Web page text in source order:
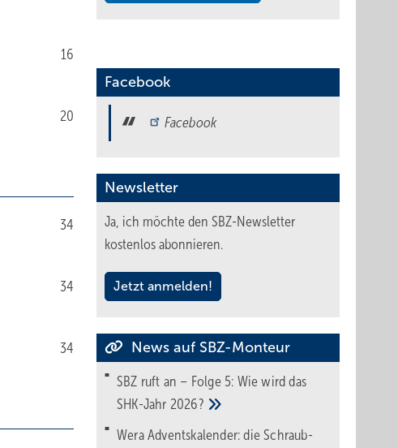
16
20
34
34
34
Facebook
Facebook
Newsletter
Ja, ich möchte den SBZ-Newsletter
kostenlos abonnieren.
Jetzt anmelden!
News auf SBZ-Monteur
SBZ ruft an – Folge 5: Wie wird das
SHK-Jahr 2026?
Wera Adventskalender: die Schraub­